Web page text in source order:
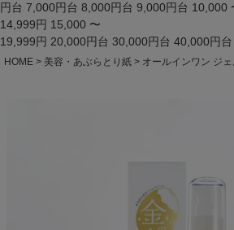
円台 7,000円台 8,000円台 9,000円台 10,000
14,999円 15,000 〜
19,999円 20,000円台 30,000円台 40,000円台
HOME 美容・あぶらとり紙 オールインワン ジ